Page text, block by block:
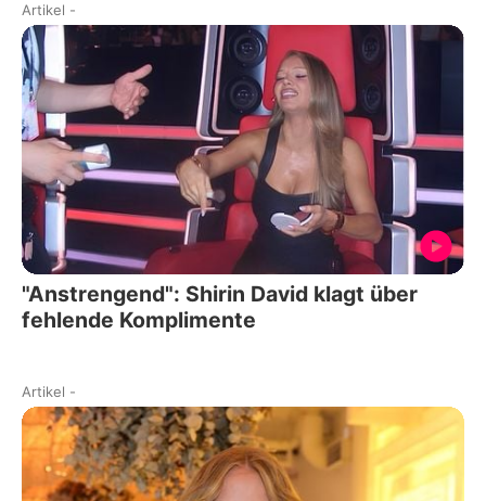
Artikel -
"Anstrengend": Shirin David klagt über
fehlende Komplimente
Artikel -